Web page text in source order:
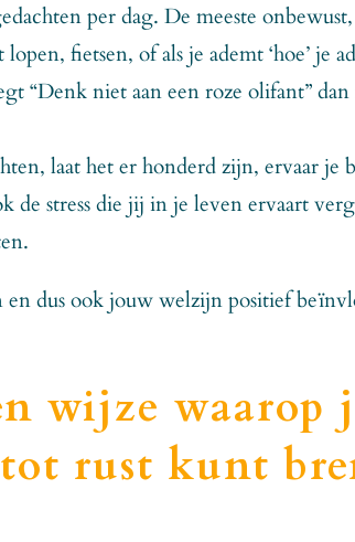
per dag. De meeste
fietsen, of als je ademt ‘hoe’
“Denk niet aan een roze olifant”
laat het er honderd zijn, ervaar
de stress die jij in je leven ervaart
dus ook jouw welzijn positief
wijze waarop
rust kunt